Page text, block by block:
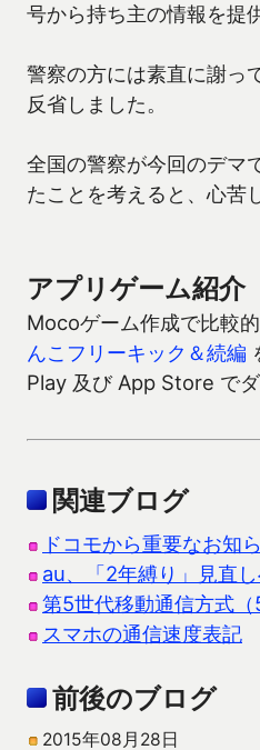
号から持ち主の情報を提
警察の方には素直に謝っ
反省しました。
全国の警察が今回のデマ
たことを考えると、心苦
アプリゲーム紹介
Mocoゲーム作成で比較
んこフリーキック＆続編
Play 及び App Store でダ
関連ブログ
ドコモから重要なお知
au、「2年縛り」見直
第5世代移動通信方式（
スマホの通信速度表記
前後のブログ
2015年08月28日